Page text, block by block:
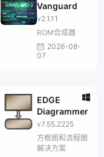
Vanguard
v2.1.11
ROM合成器
2026-08-
07
EDGE
Diagrammer
v7.55.2225
方框图和流程图
解决方案